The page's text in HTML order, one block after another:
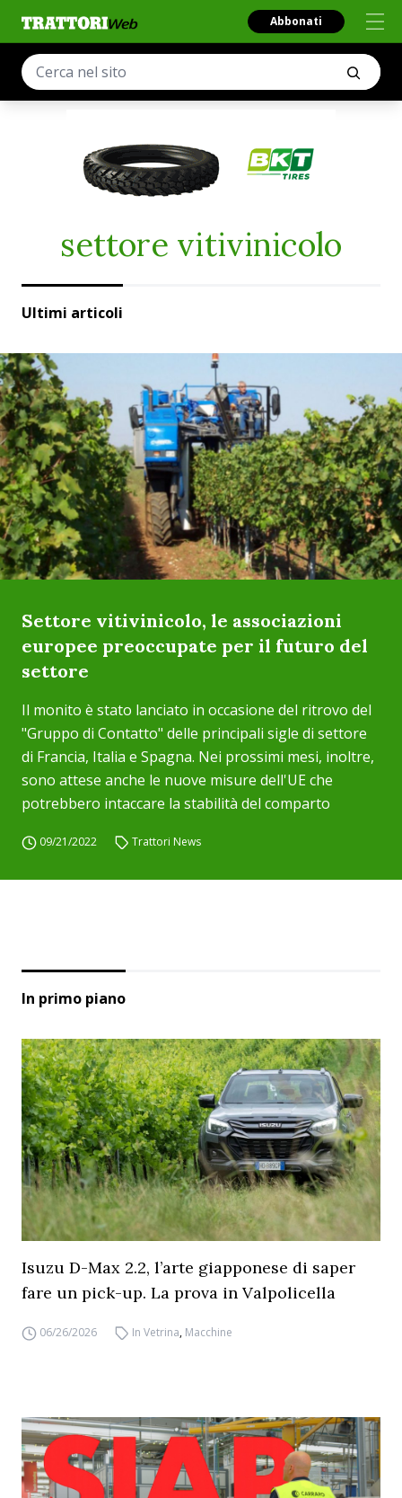
Abbonati
settore vitivinicolo
Ultimi articoli
Settore vitivinicolo, le associazioni
europee preoccupate per il futuro del
settore
Il monito è stato lanciato in occasione del ritrovo del
"Gruppo di Contatto" delle principali sigle di settore
di Francia, Italia e Spagna. Nei prossimi mesi, inoltre,
sono attese anche le nuove misure dell'UE che
potrebbero intaccare la stabilità del comparto
09/21/2022 Trattori News
In primo piano
Isuzu D-Max 2.2, l’arte giapponese di saper
fare un pick-up. La prova in Valpolicella
06/26/2026 In Vetrina, Macchine